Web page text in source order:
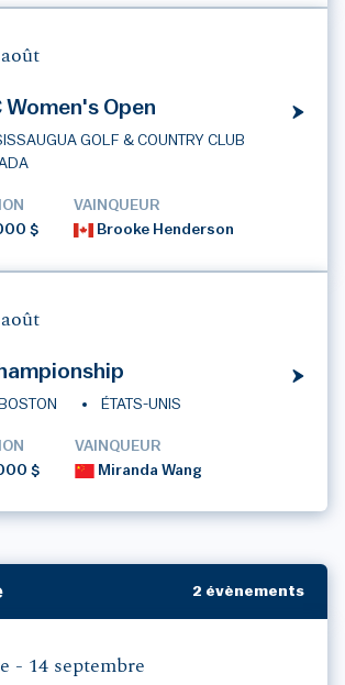
Women's Open
GOLF & COUNTRY CLUB
$
VAINQUEUR
Brooke Henderson
BOSTON ÉTATS-UNIS
$
VAINQUEUR
Miranda Wang
2 évènements
- 14 septembre